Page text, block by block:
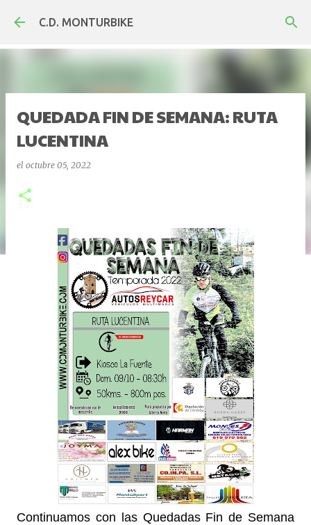
Ir al contenido principal
C.D. MONTURBIKE
QUEDADA FIN DE SEMANA: RUTA
LUCENTINA
el octubre 05, 2022
Continuamos con las Quedadas Fin de Semana